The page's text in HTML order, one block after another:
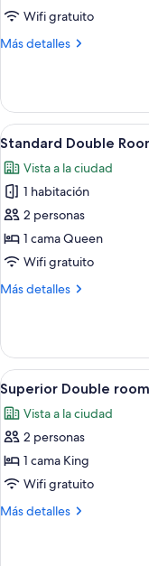
de
Superior
Wifi gratuito
Más detalles
Más
Twin
Room
Abrir
todas
las
fotos
de
Standard
Double
3
Standard Double
Vista a la ciudad
1 habitación
2 personas
1 cama Queen
Wifi gratuito
Más detalles
Más
Double
Room
Abrir
todas
las
fotos
de
Superior
Double
6
Superior Double room
Vista a la ciudad
2 personas
1 cama King
Wifi gratuito
Más detalles
Más